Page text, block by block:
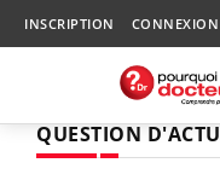
INSCRIPTION CONNEXION
QUESTION D'ACTU